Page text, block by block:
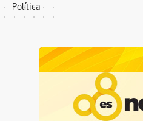
Política